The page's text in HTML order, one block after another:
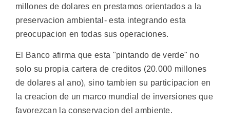
millones de dolares en prestamos orientados a la
preservacion ambiental- esta integrando esta
preocupacion en todas sus operaciones.
El Banco afirma que esta "pintando de verde" no
solo su propia cartera de creditos (20.000 millones
de dolares al ano), sino tambien su participacion en
la creacion de un marco mundial de inversiones que
favorezcan la conservacion del ambiente.